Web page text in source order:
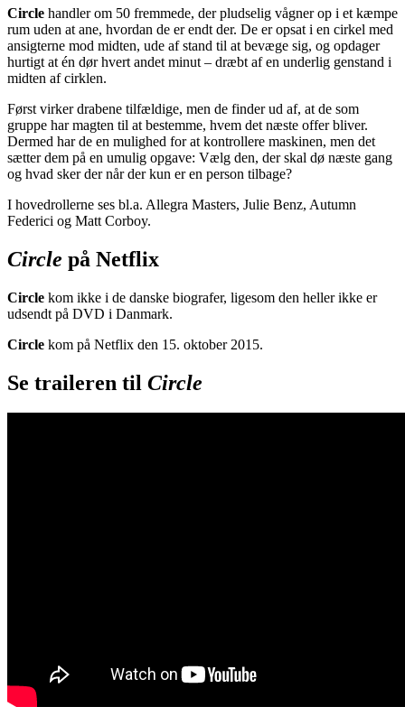
Circle handler om 50 fremmede, der pludselig vågner op i et kæmpe
rum uden at ane, hvordan de er endt der. De er opsat i en cirkel med
ansigterne mod midten, ude af stand til at bevæge sig, og opdager
hurtigt at én dør hvert andet minut – dræbt af en underlig genstand i
midten af cirklen.
Først virker drabene tilfældige, men de finder ud af, at de som
gruppe har magten til at bestemme, hvem det næste offer bliver.
Dermed har de en mulighed for at kontrollere maskinen, men det
sætter dem på en umulig opgave: Vælg den, der skal dø næste gang
og hvad sker der når der kun er en person tilbage?
I hovedrollerne ses bl.a. Allegra Masters, Julie Benz, Autumn
Federici og Matt Corboy.
Circle på Netflix
Circle kom ikke i de danske biografer, ligesom den heller ikke er
udsendt på DVD i Danmark.
Circle kom på Netflix den 15. oktober 2015.
Se traileren til Circle